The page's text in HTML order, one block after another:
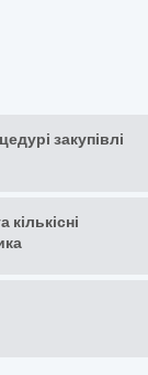
закупівлі
кількісні